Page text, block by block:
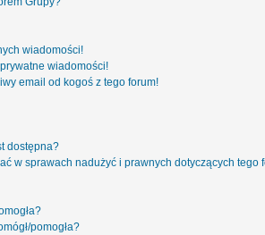
wiadomości!
wiadomości!
email od kogoś z tego forum!
dostępna?
w sprawach nadużyć i prawnych dotyczących tego
pomogła?